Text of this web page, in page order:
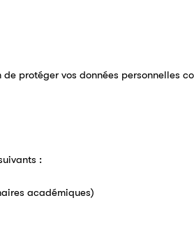
protéger vos données personnelles
:
académiques)